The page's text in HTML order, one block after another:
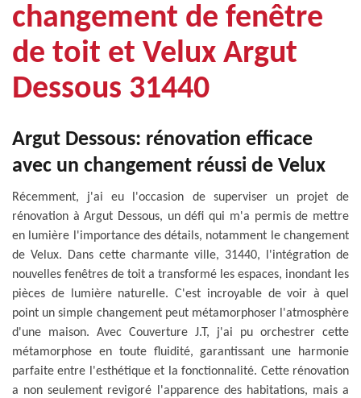
changement de fenêtre
de toit et Velux Argut
Dessous 31440
Argut Dessous: rénovation efficace
avec un changement réussi de Velux
Récemment, j'ai eu l'occasion de superviser un projet de
rénovation à Argut Dessous, un défi qui m'a permis de mettre
en lumière l'importance des détails, notamment le changement
de Velux. Dans cette charmante ville, 31440, l'intégration de
nouvelles fenêtres de toit a transformé les espaces, inondant les
pièces de lumière naturelle. C'est incroyable de voir à quel
point un simple changement peut métamorphoser l'atmosphère
d'une maison. Avec Couverture J.T, j'ai pu orchestrer cette
métamorphose en toute fluidité, garantissant une harmonie
parfaite entre l'esthétique et la fonctionnalité. Cette rénovation
a non seulement revigoré l'apparence des habitations, mais a